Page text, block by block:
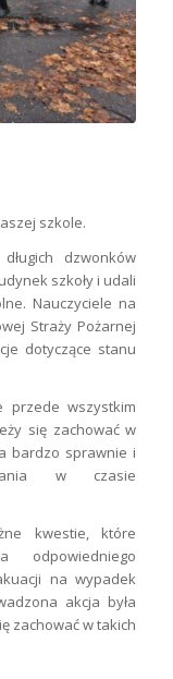
szkole.
dzwonków
szkoły i udali
Nauczyciele na
Straży Pożarnej
dotyczące stanu
przede wszystkim
się zachować w
bardzo sprawnie i
w czasie
kwestie, które
odpowiedniego
na wypadek
akcja była
zachować w takich